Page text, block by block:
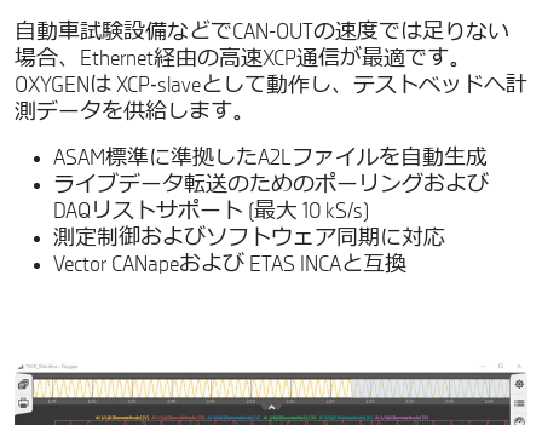
自動車試験設備などでCAN-OUTの速度では足りない
場合、Ethernet経由の高速XCP通信が最適です。
OXYGENは XCP‑slaveとして動作し、テストベッドへ計
測データを供給します。
ASAM標準に準拠したA2Lファイルを自動生成
ライブデータ転送のためのポーリングおよび
DAQリストサポート (最大 10 kS/s)
測定制御およびソフトウェア同期に対応
Vector CANapeおよび ETAS INCAと互換